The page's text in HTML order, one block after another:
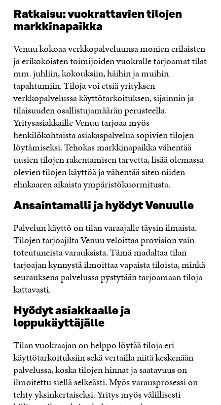
Ratkaisu: vuokrattavien tilojen
markkinapaikka
Venuu kokoaa verkkopalveluunsa monien erilaisten
ja erikokoisten toimijoiden vuokralle tarjoamat tilat
mm. juhliin, kokouksiin, häihin ja muihin
tapahtumiin. Tiloja voi etsiä yrityksen
verkkopalvelussa käyttötarkoituksen, sijainnin ja
tilaisuuden osallistujamäärän perusteella.
Yritysasiakkaille Venuu tarjoaa myös
henkilökohtaista asiakaspalvelua sopivien tilojen
löytämiseksi. Tehokas markkinapaikka vähentää
uusien tilojen rakentamisen tarvetta, lisää olemassa
olevien tilojen käyttöä ja vähentää siten niiden
elinkaaren aikaista ympäristökuormitusta.
Ansaintamalli ja hyödyt Venuulle
Palvelun käyttö on tilan varaajalle täysin ilmaista.
Tilojen tarjoajilta Venuu veloittaa provision vain
toteutuneista varauksista. Tämä madaltaa tilan
tarjoajan kynnystä ilmoittaa vapaista tiloista, minkä
seurauksena palvelussa pystytään tarjoamaan tiloja
kattavasti.
Hyödyt asiakkaalle ja
loppukäyttäjälle
Tilan vuokraajan on helppo löytää tiloja eri
käyttötarkoituksiin sekä vertailla niitä keskenään
palvelussa, koska tilojen hinnat ja saatavuus on
ilmoitettu siellä selkeästi. Myös varausprosessi on
tehty yksinkertaiseksi. Yritys myös välillisesti